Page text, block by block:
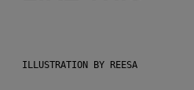
ILLUSTRATION BY REESA